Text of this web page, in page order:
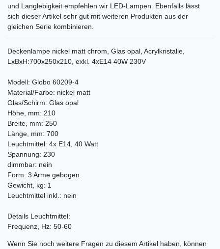
und Langlebigkeit empfehlen wir LED-Lampen. Ebenfalls lässt
sich dieser Artikel sehr gut mit weiteren Produkten aus der
gleichen Serie kombinieren.
Deckenlampe nickel matt chrom, Glas opal, Acrylkristalle,
LxBxH:700x250x210, exkl. 4xE14 40W 230V
Modell: Globo 60209-4
Material/Farbe: nickel matt
Glas/Schirm: Glas opal
Höhe, mm: 210
Breite, mm: 250
Länge, mm: 700
Leuchtmittel: 4x E14, 40 Watt
Spannung: 230
dimmbar: nein
Form: 3 Arme gebogen
Gewicht, kg: 1
Leuchtmittel inkl.: nein
Details Leuchtmittel:
Frequenz, Hz: 50-60
Wenn Sie noch weitere Fragen zu diesem Artikel haben, können